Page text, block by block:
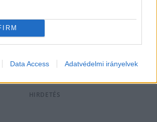
Data Access Adatvédelmi irányelvek
amelynek a nyomán tovább
HIRDETÉS